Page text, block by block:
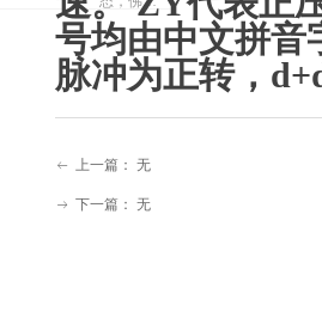
号均由中文拼音
脉冲为正转，
ꂃ 上一篇： 无
ꁹ 下一篇： 无
山西本地
细化规
程，建议
企业结合
《中小型
异步电动
标准-铸铝
技术要
YE5电机配
用变频器
时，可通
过调整载
（如将默
至9kHz）
低“吱吱”高
电机
也有很
多美好
好
佛陀辩
察自己
体内存
在无数
的众生
辩察自己
体内存在
无数的众
生
2025-02-13